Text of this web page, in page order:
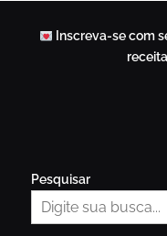
Inscreva-se com
Pesquisar